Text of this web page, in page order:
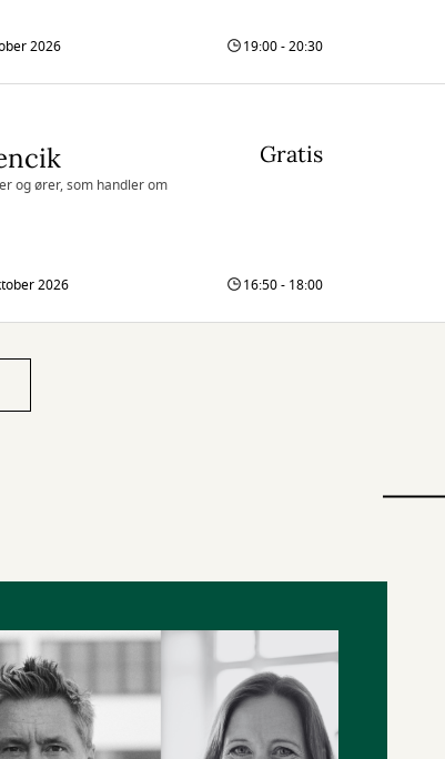
2026 19:00 - 20:30
og ører, som handler om
Gratis
2026 16:50 - 18:00